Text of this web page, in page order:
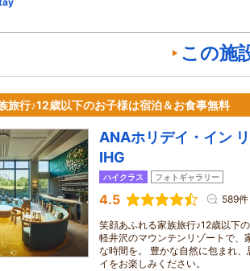
この施
旅行♪12歳以下のお子様は宿泊＆お食事無料
ANAホリデイ・イン
IHG
ハイクラス フォトギャラリー
4.5 589件
笑顔あふれる家族旅行♪12歳以下
軽井沢のマウンテンリゾートで、
な時間を。 豊かな自然に包まれ
イをお楽しみください。